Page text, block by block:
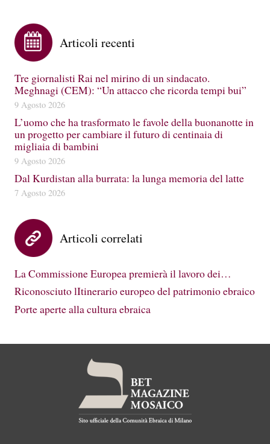
Articoli recenti
Tre giornalisti Rai nel mirino di un sindacato.
Meghnagi (CEM): “Un attacco che ricorda tempi bui”
9 Agosto 2026
L’uomo che ha trasformato le favole della buonanotte in
un progetto per cambiare il futuro di centinaia di
migliaia di bambini
9 Agosto 2026
Dal Kurdistan alla burrata: la lunga memoria del latte
7 Agosto 2026
Articoli correlati
La Commissione Europea premierà il lavoro dei…
Riconosciuto lItinerario europeo del patrimonio ebraico
Porte aperte alla cultura ebraica